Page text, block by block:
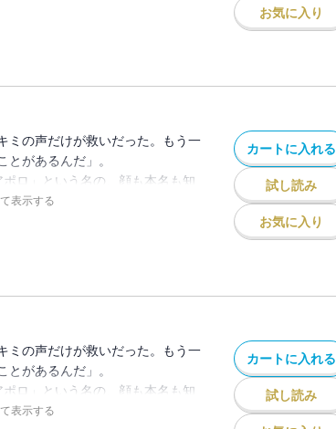
が現れる…？ 六花にはレコード
ちょっぴり刺激的なアルバイトを
踏み出す時には、いつだってキ
真剣な、夢見る少女たちの青春
お気に入り
ミの声だけが救いだった。もう一
とがあるんだ」。
ロ」という名の、顔も本名も知
していた。だがある日、有栖は進
テーションで取る4人だったが、
されてしまう!? 山吹を捜し出
きたのは…？ さらに、残りの夏
山吹とのデートを決行！ そし
い！ 夢にまつわるイベントに山
想いは一大決心に変わる…!?
表示する
カートに入れる
試し読み
お気に入り
ミの声だけが救いだった。もう一
とがあるんだ」。
ロ」という名の、顔も本名も知
していた。だがある日、有栖は進
表示する
カートに入れる
試し読み